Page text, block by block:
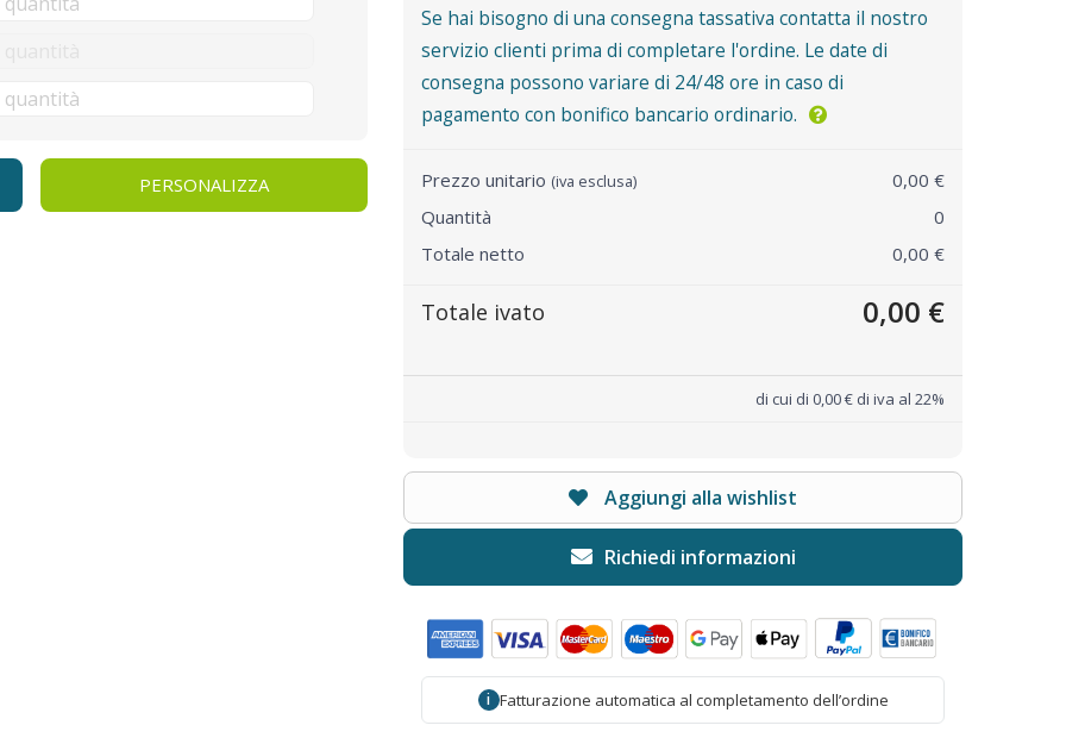
PERSONALIZZA
Se hai bisogno di una consegna tassativa contatta il nostro
servizio clienti prima di completare l'ordine. Le date di
consegna possono variare di 24/48 ore in caso di
pagamento con bonifico bancario ordinario.
Prezzo unitario (iva esclusa)
0,00 €
Quantità
0
Totale netto
0,00 €
Totale ivato 0,00 €
di cui di 0,00 € di iva al 22%
Aggiungi alla wishlist
i Fatturazione automatica al completamento dell’ordine